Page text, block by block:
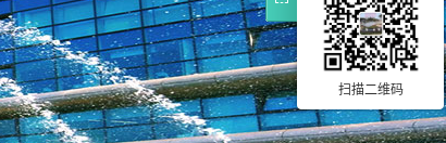
扫描二维码